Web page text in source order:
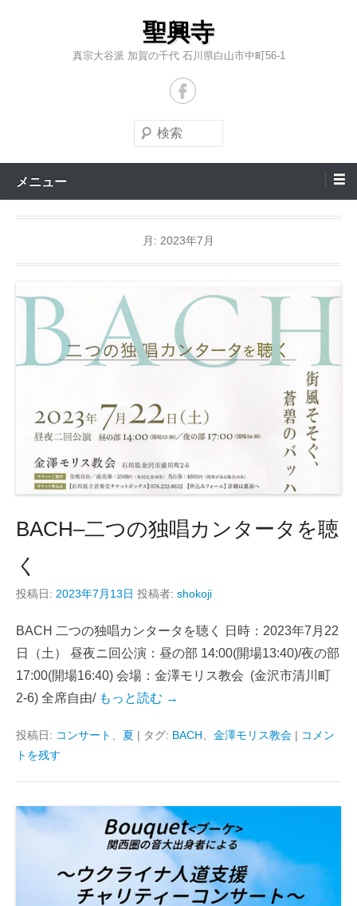
キ
聖興寺
真宗大谷派 加賀の千代 石川県白山市中町56-1
検
索
メニュー
月: 2023年7月
BACH–二つの独唱カンタータを聴
く
投稿日: 2023年7月13日 投稿者: shokoji
BACH 二つの独唱カンタータを聴く 日時：2023年7月22
日（土） 昼夜ニ回公演：昼の部 14:00(開場13:40)/夜の部
17:00(開場16:40) 会場：金澤モリス教会 (金沢市清川町
2-6) 全席自由/ もっと読む →
投稿日: コンサート 夏 | タグ: BACH 金澤モリス教会 | コメン
トを残す